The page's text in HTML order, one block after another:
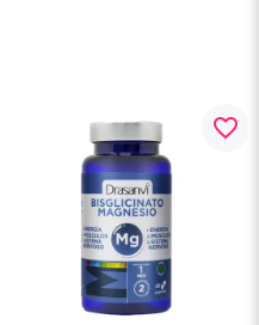
favorite_border